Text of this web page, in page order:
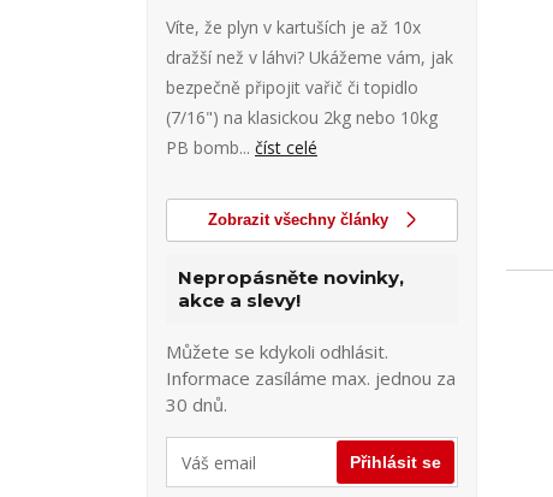
Víte, že plyn v kartuších je až 10x
dražší než v láhvi? Ukážeme vám, jak
bezpečně připojit vařič či topidlo
(7/16") na klasickou 2kg nebo 10kg
PB bomb... číst celé
Zobrazit všechny články
Nepropásněte novinky,
akce a slevy!
Můžete se kdykoli odhlásit.
Informace zasíláme max. jednou za
30 dnů.
Přihlásit se